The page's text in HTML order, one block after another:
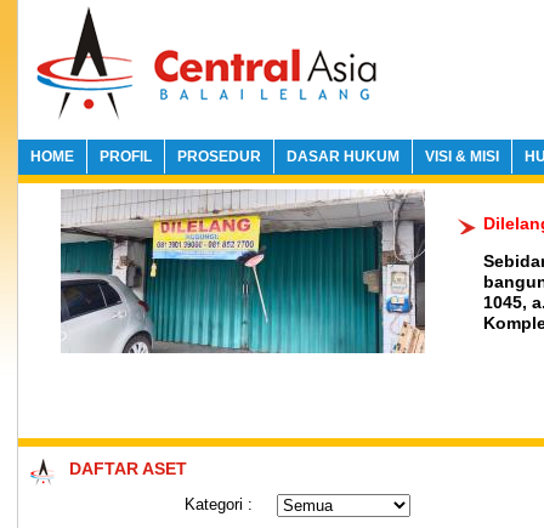
HOME PROFIL PROSEDUR DASAR HUKUM VISI & MISI
1045,
DAFTAR ASET
Kategori :